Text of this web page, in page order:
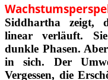
Siddhartha zeigt,
linear verläuft.
dunkle Phasen.
in sich. Der
Vergessen, die